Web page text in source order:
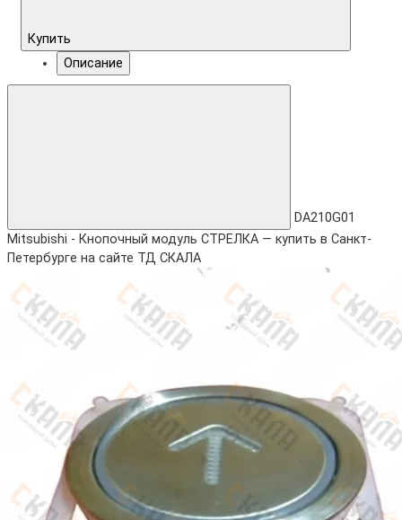
Купить
Описание
DA210G01
Mitsubishi - Кнопочный модуль СТРЕЛКА — купить в Санкт-
Петербурге на сайте ТД СКАЛА